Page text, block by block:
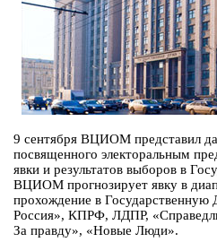
9 сентября ВЦИОМ представил
посвященного электоральным
явки и результатов выборов в
ВЦИОМ прогнозирует явку в
прохождение в
Россия», КПРФ, ЛДПР,
За правду», «Новые Люди».